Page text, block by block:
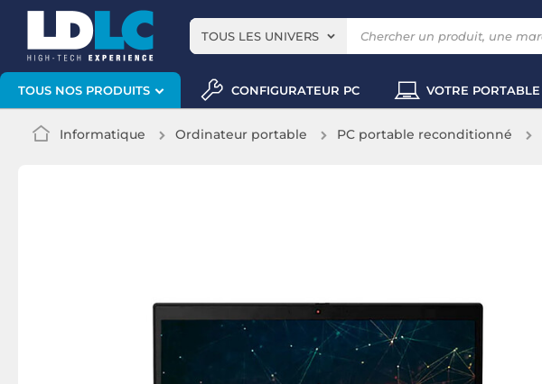
TOUS LES UNIVERS
TOUS NOS PRODUITS CONFIGURATEUR PC VOTRE PORTABLE
Informatique Ordinateur portable PC portable reconditionné